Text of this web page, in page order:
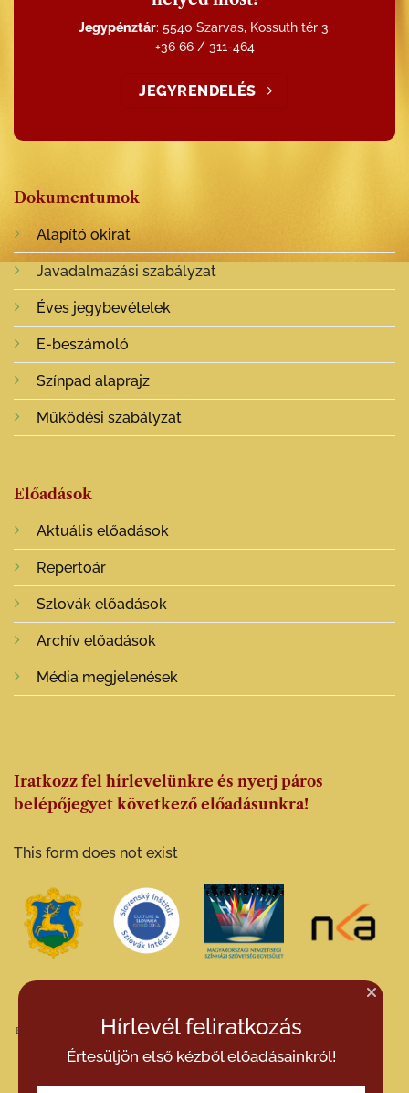
Jegypénztár: 5540 Szarvas, Kossuth tér 3.
+36 66 / 311-464
JEGYRENDELÉS
Dokumentumok
Alapító okirat
Javadalmazási szabályzat
Éves jegybevételek
E-beszámoló
Színpad alaprajz
Működési szabályzat
Előadások
Aktuális előadások
Repertoár
Szlovák előadások
Archív előadások
Média megjelenések
Iratkozz fel hírlevelünkre és nyerj páros
belépőjegyet következő előadásunkra!
This form does not exist
Hírlevél feliratkozás
Értesüljön első kézből előadásainkról!